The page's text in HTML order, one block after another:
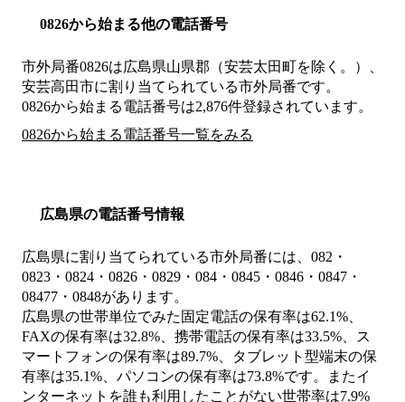
0826から始まる他の電話番号
市外局番0826は広島県山県郡（安芸太田町を除く。）、
安芸高田市に割り当てられている市外局番です。
0826から始まる電話番号は2,876件登録されています。
0826から始まる電話番号一覧をみる
広島県の電話番号情報
広島県に割り当てられている市外局番には、082・
0823・0824・0826・0829・084・0845・0846・0847・
08477・0848があります。
広島県の世帯単位でみた固定電話の保有率は62.1%、
FAXの保有率は32.8%、携帯電話の保有率は33.5%、ス
マートフォンの保有率は89.7%、タブレット型端末の保
有率は35.1%、パソコンの保有率は73.8%です。またイ
ンターネットを誰も利用したことがない世帯率は7.9%